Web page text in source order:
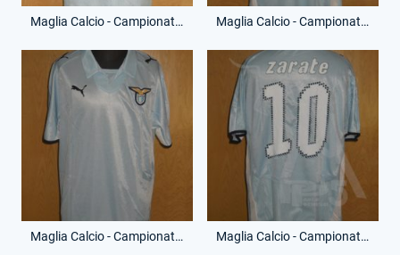
Maglia Calcio - Campionato Serie A - Cristian Daniel Ledesma - 24 - (Fronte) Maglia Calcio - Campionato Serie A - Cristian Daniel Ledesma - 24 - (Retro)
Maglia Calcio - Campionato Serie A - Mauro Zarate - 10 - (Fronte) Maglia Calcio - Campionato Serie A - Mauro Zarate - 10 - (Retro)